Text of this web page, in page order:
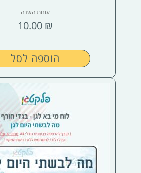
עונות השנה
10.00 ₪
הוספה לסל